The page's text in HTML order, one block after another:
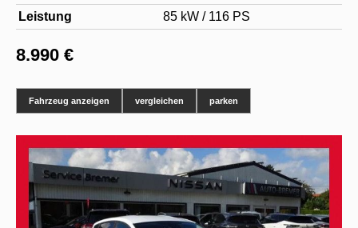
Leistung
85 kW / 116 PS
8.990 €
Fahrzeug anzeigen vergleichen parken